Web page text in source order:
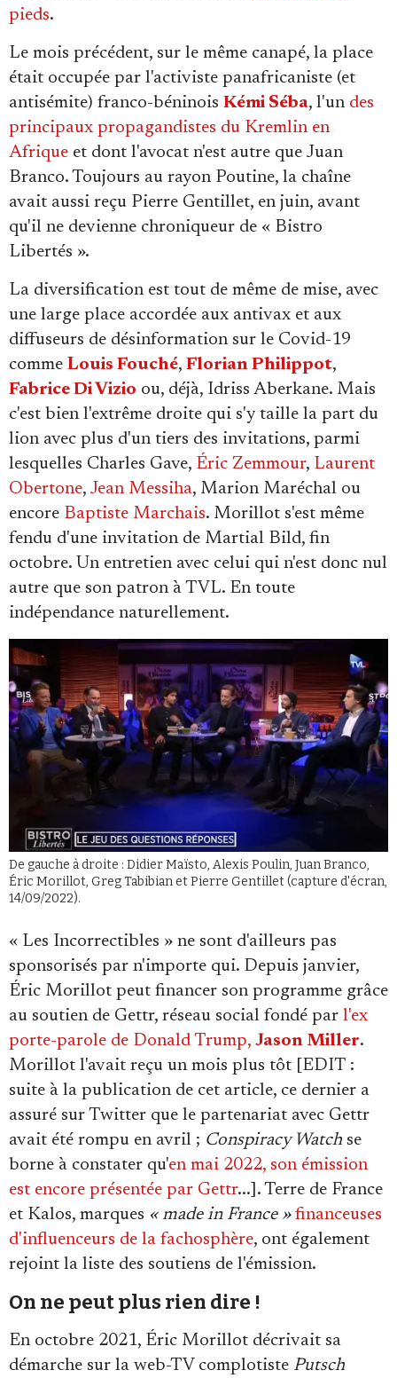
pieds.
Le mois précédent, sur le même canapé, la place
était occupée par l'activiste panafricaniste (et
antisémite) franco-béninois Kémi Séba, l'un des
principaux propagandistes du Kremlin en
Afrique et dont l'avocat n'est autre que Juan
Branco. Toujours au rayon Poutine, la chaîne
avait aussi reçu Pierre Gentillet, en juin, avant
qu'il ne devienne chroniqueur de « Bistro
Libertés ».
La diversification est tout de même de mise, avec
une large place accordée aux antivax et aux
diffuseurs de désinformation sur le Covid-19
comme Louis Fouché, Florian Philippot,
Fabrice Di Vizio ou, déjà, Idriss Aberkane. Mais
c'est bien l'extrême droite qui s'y taille la part du
lion avec plus d'un tiers des invitations, parmi
lesquelles Charles Gave, Éric Zemmour, Laurent
Obertone, Jean Messiha, Marion Maréchal ou
encore Baptiste Marchais. Morillot s'est même
fendu d'une invitation de Martial Bild, fin
octobre. Un entretien avec celui qui n'est donc nul
autre que son patron à TVL. En toute
indépendance naturellement.
De gauche à droite : Didier Maïsto, Alexis Poulin, Juan Branco,
Éric Morillot, Greg Tabibian et Pierre Gentillet (capture d'écran,
14/09/2022).
« Les Incorrectibles » ne sont d'ailleurs pas
sponsorisés par n'importe qui. Depuis janvier,
Éric Morillot peut financer son programme grâce
au soutien de Gettr, réseau social fondé par l'ex
porte-parole de Donald Trump, Jason Miller.
Morillot l'avait reçu un mois plus tôt [EDIT :
suite à la publication de cet article, ce dernier a
assuré sur Twitter que le partenariat avec Gettr
avait été rompu en avril ; Conspiracy Watch se
borne à constater qu'en mai 2022, son émission
est encore présentée par Gettr...]. Terre de France
et Kalos, marques « made in France » financeuses
d'influenceurs de la fachosphère, ont également
rejoint la liste des soutiens de l'émission.
On ne peut plus rien dire !
En octobre 2021, Éric Morillot décrivait sa
démarche sur la web-TV complotiste Putsch